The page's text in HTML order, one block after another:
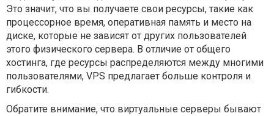
Это значит, что вы получаете свои ресурсы, такие как
процессорное время, оперативная память и место на
диске, которые не зависят от других пользователей
этого физического сервера. В отличие от общего
хостинга, где ресурсы распределяются между многими
пользователями, VPS предлагает больше контроля и
гибкости.
Обратите внимание, что виртуальные серверы бывают